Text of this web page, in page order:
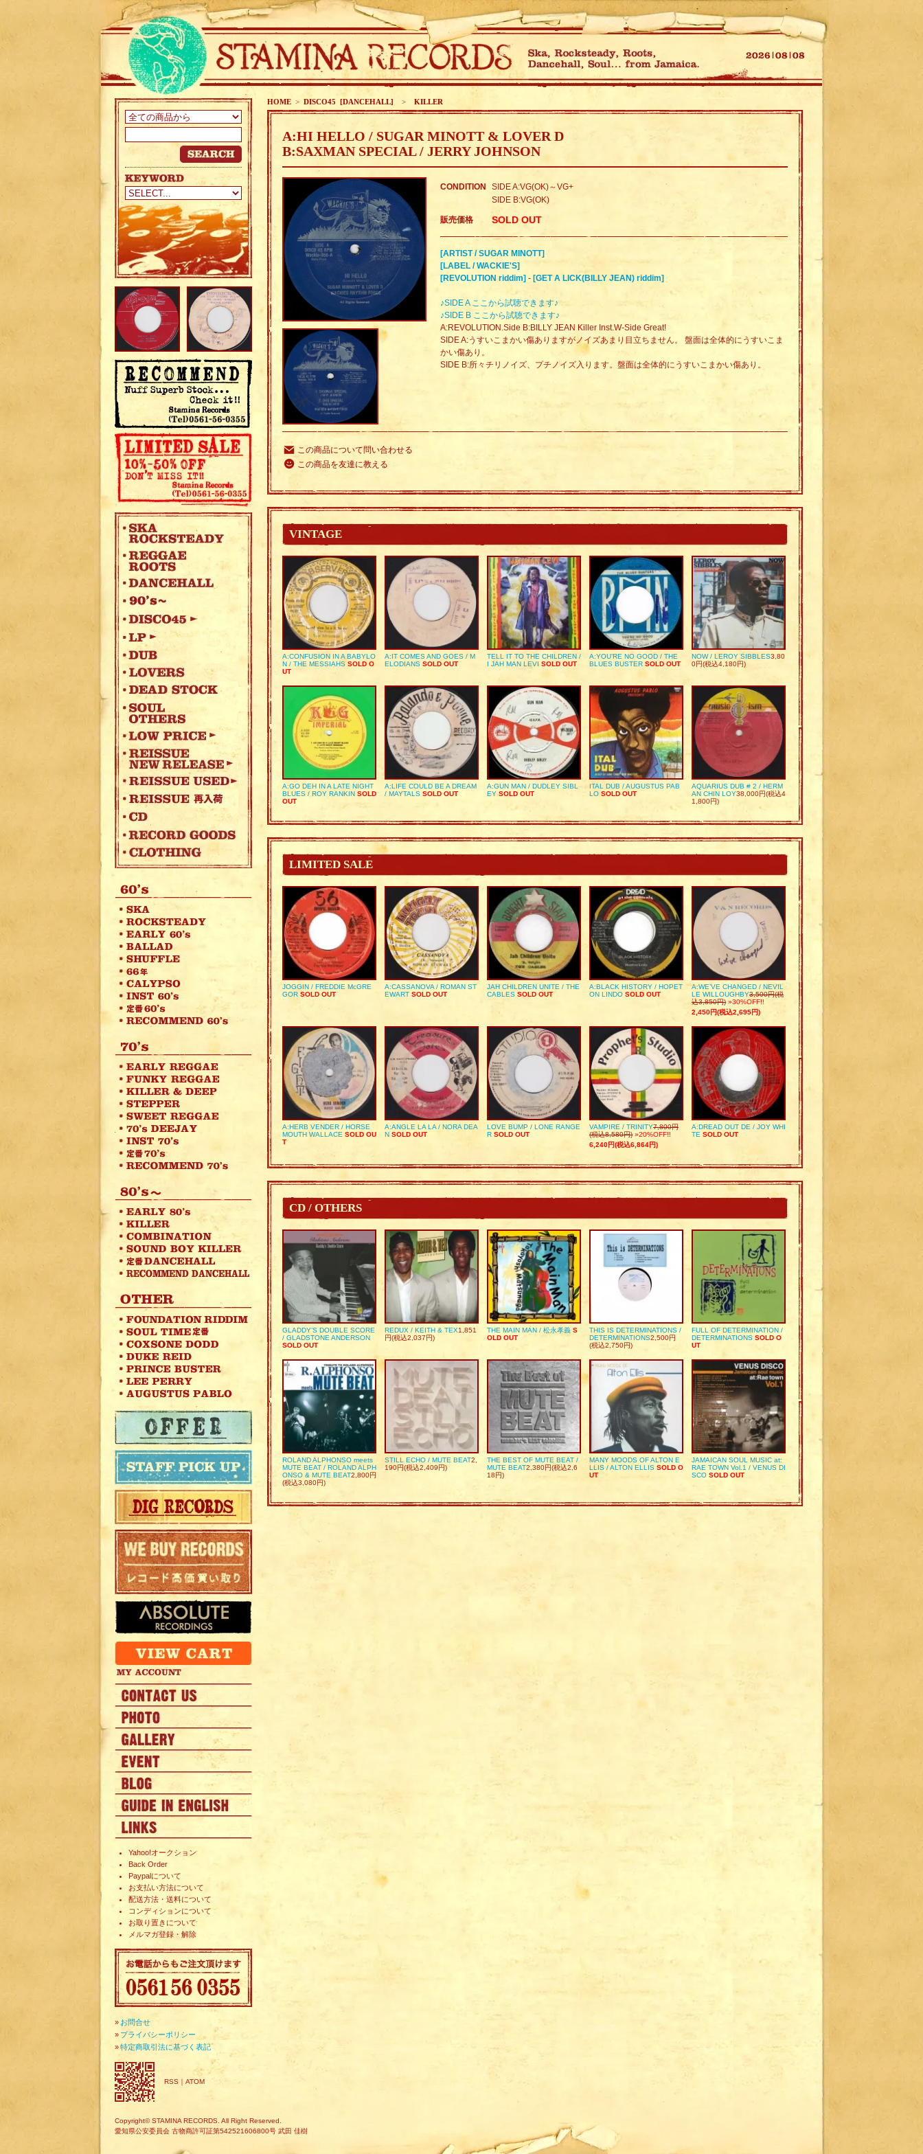
Yahoo!オークション
Back Order
Paypalについて
お支払い方法について
配送方法・送料について
コンディションについて
お取り置きについて
メルマガ登録・解除
» お問合せ
» プライバシーポリシー
»特定商取引法に基づく表記
RSS ｜ ATOM
HOME > DISCO45 [DANCEHALL] > KILLER
A:HI HELLO / SUGAR MINOTT & LOVER D
B:SAXMAN SPECIAL / JERRY JOHNSON
CONDITION
SIDE A:VG(OK)～VG+
SIDE B:VG(OK)
販売価格 SOLD OUT
[ARTIST / SUGAR MINOTT]
[LABEL / WACKIE'S]
[REVOLUTION riddim] - [GET A LICK(BILLY JEAN) riddim]
♪SIDE A ここから試聴できます♪
♪SIDE B ここから試聴できます♪
A:REVOLUTION.Side B:BILLY JEAN Killer Inst.W-Side Great!
SIDE A:うすいこまかい傷ありますがノイズあまり目立ちません。 盤面は全体的にうすいこま
かい傷あり。
SIDE B:所々チリノイズ、プチノイズ入ります。盤面は全体的にうすいこまかい傷あり。
この商品について問い合わせる
この商品を友達に教える
VINTAGE
A:CONFUSION IN A BABYLO
N / THE MESSIAHS SOLD O
UT
A:IT COMES AND GOES / M
ELODIANS SOLD OUT
TELL IT TO THE CHILDREN /
I JAH MAN LEVI SOLD OUT
A:YOU’RE NO GOOD / THE
BLUES BUSTER SOLD OUT
NOW / LEROY SIBBLES3,80
0円(税込4,180円)
A:GO DEH IN A LATE NIGHT
BLUES / ROY RANKIN SOLD
OUT
A:LIFE COULD BE A DREAM
/ MAYTALS SOLD OUT
A:GUN MAN / DUDLEY SIBL
EY SOLD OUT
ITAL DUB / AUGUSTUS PAB
LO SOLD OUT
AQUARIUS DUB # 2 / HERM
AN CHIN LOY38,000円(税込4
1,800円)
LIMITED SALE
JOGGIN / FREDDIE McGRE
GOR SOLD OUT
A:CASSANOVA / ROMAN ST
EWART SOLD OUT
JAH CHILDREN UNITE / THE
CABLES SOLD OUT
A:BLACK HISTORY / HOPET
ON LINDO SOLD OUT
A:WE’VE CHANGED / NEVIL
LE WILLOUGHBY3,500円(税
込3,850円) »30%OFF!!
2,450円(税込2,695円)
A:HERB VENDER / HORSE
MOUTH WALLACE SOLD OU
T
A:ANGLE LA LA / NORA DEA
N SOLD OUT
LOVE BUMP / LONE RANGE
R SOLD OUT
VAMPIRE / TRINITY7,800円
(税込8,580円) »20%OFF!!
6,240円(税込6,864円)
A:DREAD OUT DE / JOY WHI
TE SOLD OUT
CD / OTHERS
GLADDY’S DOUBLE SCORE
/ GLADSTONE ANDERSON
SOLD OUT
REDUX / KEITH & TEX1,851
円(税込2,037円)
THE MAIN MAN / 松永孝義 S
OLD OUT
THIS IS DETERMINATIONS /
DETERMINATIONS2,500円
(税込2,750円)
FULL OF DETERMINATION /
DETERMINATIONS SOLD O
UT
ROLAND ALPHONSO meets
MUTE BEAT / ROLAND ALPH
ONSO & MUTE BEAT2,800円
(税込3,080円)
STILL ECHO / MUTE BEAT2,
190円(税込2,409円)
THE BEST OF MUTE BEAT /
MUTE BEAT2,380円(税込2,6
18円)
MANY MOODS OF ALTON E
LLIS / ALTON ELLIS SOLD O
UT
JAMAICAN SOUL MUSIC at:
RAE TOWN Vol.1 / VENUS DI
SCO SOLD OUT
Copyright© STAMINA RECORDS. All Right Reserved.
愛知県公安委員会 古物商許可証第542521606800号 武田 佳樹